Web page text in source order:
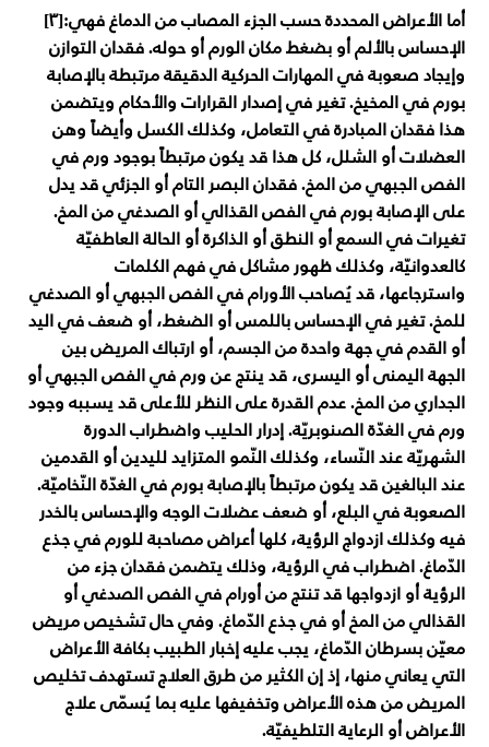
أما الأعراض المحددة حسب الجزء المصاب من الدماغ فهي:[٣]
الإحساس بالألم أو بضغط مكان الورم أو حوله. فقدان التوازن
وإيجاد صعوبة في المهارات الحركية الدقيقة مرتبطة بالإصابة
بورم في المخيخ. تغير في إصدار القرارات والأحكام ويتضمن
هذا فقدان المبادرة في التعامل، وكذلك الكسل وأيضاً وهن
العضلات أو الشلل، كل هذا قد يكون مرتبطاً بوجود ورم في
الفص الجبهي من المخ. فقدان البصر التام أو الجزئي قد يدل
على الإصابة بورم في الفص القذالي أو الصدغي من المخ.
تغيرات في السمع أو النطق أو الذاكرة أو الحالة العاطفيّة
كالعدوانيّة، وكذلك ظهور مشاكل في فهم الكلمات
واسترجاعها، قد يُصاحب الأورام في الفص الجبهي أو الصدغي
للمخ. تغير في الإحساس باللمس أو الضغط، أو ضعف في اليد
أو القدم في جهة واحدة من الجسم، أو ارتباك المريض بين
الجهة اليمنى أو اليسرى، قد ينتج عن ورم في الفص الجبهي أو
الجداري من المخ. عدم القدرة على النظر للأعلى قد يسببه وجود
ورم في الغدّة الصنوبريّة. إدرار الحليب واضطراب الدورة
الشهريّة عند النّساء، وكذلك النّمو المتزايد لليدين أو القدمين
عند البالغين قد يكون مرتبطاً بالإصابة بورم في الغدّة النّخاميّة.
الصعوبة في البلع، أو ضعف عضلات الوجه والإحساس بالخدر
فيه وكذلك ازدواج الرؤية، كلها أعراض مصاحبة للورم في جذع
الدّماغ. اضطراب في الرؤية، وذلك يتضمن فقدان جزء من
الرؤية أو ازدواجها قد تنتج من أورام في الفص الصدغي أو
القذالي من المخ أو في جذع الدّماغ. وفي حال تشخيص مريض
معيّن بسرطان الدّماغ، يجب عليه إخبار الطبيب بكافة الأعراض
التي يعاني منها، إذ إن الكثير من طرق العلاج تستهدف تخليص
المريض من هذه الأعراض وتخفيفها عليه بما يُسمّى علاج
الأعراض أو الرعاية التلطيفيّة.